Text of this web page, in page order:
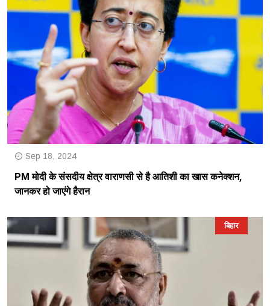
Sep 18, 2024
PM मोदी के संसदीय क्षेत्र वाराणसी से है आतिशी का खास कनेक्शन,
जानकर हो जाएंगे हैरान
बिहार